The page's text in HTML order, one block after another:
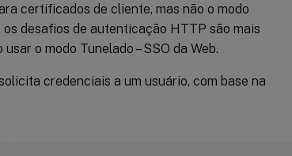
certificados de cliente, mas não o modo
os desafios de autenticação HTTP são mais
o modo Tunelado – SSO da Web.
credenciais a um usuário, com base na